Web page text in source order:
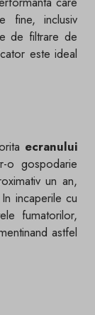
fine, inclusiv
de filtrare de
este ideal
ecranului
o gospodarie
un an,
incaperile cu
fumatorilor,
astfel